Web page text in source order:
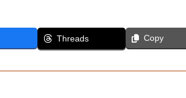
Threads Copy